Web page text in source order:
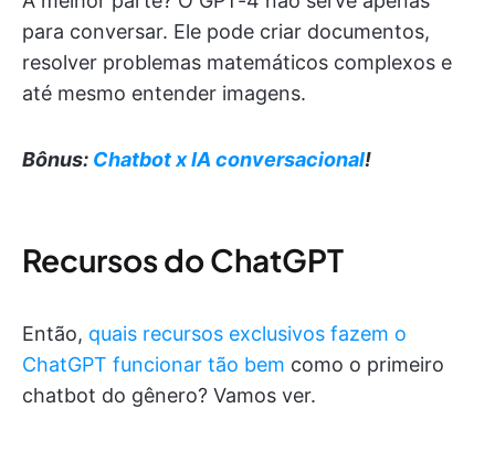
para conversar. Ele pode criar documentos,
resolver problemas matemáticos complexos e
até mesmo entender imagens.
Bônus: Chatbot x IA conversacional!
Recursos do ChatGPT
Então, quais recursos exclusivos fazem o
ChatGPT funcionar tão bem como o primeiro
chatbot do gênero? Vamos ver.